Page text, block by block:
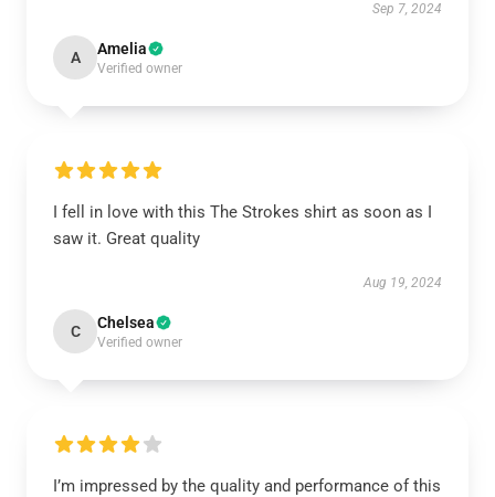
Sep 7, 2024
A Amelia
Verified owner
I fell in love with this The Strokes shirt as soon as I
saw it. Great quality
Aug 19, 2024
C Chelsea
Verified owner
I’m impressed by the quality and performance of this